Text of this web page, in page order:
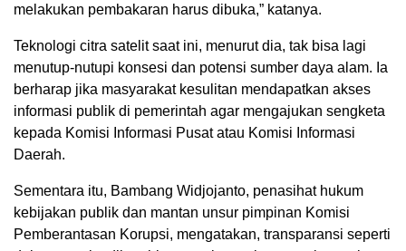
melakukan pembakaran harus dibuka,” katanya.
Teknologi citra satelit saat ini, menurut dia, tak bisa lagi
menutup-nutupi konsesi dan potensi sumber daya alam. Ia
berharap jika masyarakat kesulitan mendapatkan akses
informasi publik di pemerintah agar mengajukan sengketa
kepada Komisi Informasi Pusat atau Komisi Informasi
Daerah.
Sementara itu, Bambang Widjojanto, penasihat hukum
kebijakan publik dan mantan unsur pimpinan Komisi
Pemberantasan Korupsi, mengatakan, transparansi seperti